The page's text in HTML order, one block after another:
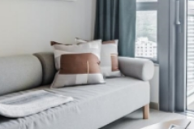
術家齊聚深圳，共奏客家文
特朗普委內瑞拉石油言論